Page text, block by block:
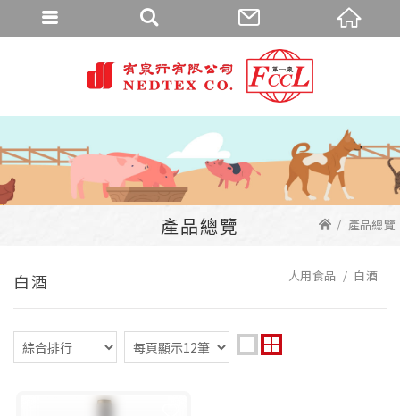
產品總覽 產品總覽
白酒 人用食品 白酒